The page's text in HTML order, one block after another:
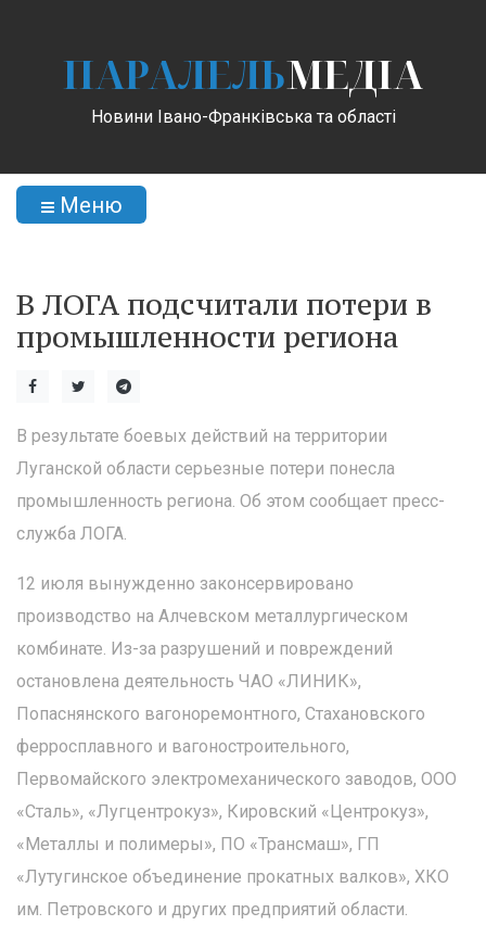
ПАРАЛЕЛЬМЕДІА
Новини Івано-Франківська та області
Меню
В ЛОГА подсчитали потери в
промышленности региона
В результате боевых действий на территории
Луганской области серьезные потери понесла
промышленность региона. Об этом сообщает пресс-
служба ЛОГА.
12 июля вынужденно законсервировано
производство на Алчевском металлургическом
комбинате. Из-за разрушений и повреждений
остановлена деятельность ЧАО «ЛИНИК»,
Попаснянского вагоноремонтного, Стахановского
ферросплавного и вагоностроительного,
Первомайского электромеханического заводов, ООО
«Сталь», «Лугцентрокуз», Кировский «Центрокуз»,
«Металлы и полимеры», ПО «Трансмаш», ГП
«Лутугинское объединение прокатных валков», ХКО
им. Петровского и других предприятий области.